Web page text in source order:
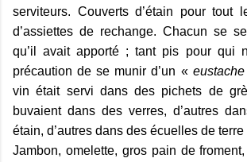
serviteurs. Couverts d’étain pour tout
d’assiettes de rechange. Chacun se
qu’il avait apporté ; tant pis pour qui
précaution de se munir d’un « eustache
vin était servi dans des pichets de
buvaient dans des verres, d’autres
étain, d’autres dans des écuelles de
Jambon, omelette, gros pain de